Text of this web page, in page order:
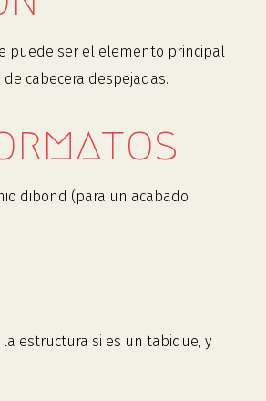
puede ser el elemento principal
cabecera despejadas.
dibond (para un acabado
estructura si es un tabique, y